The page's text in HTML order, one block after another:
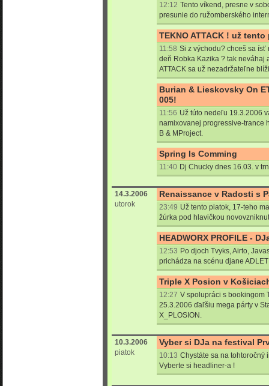
12:12 Tento víkend, presne v
presunie do ružomberského
TEKNO ATTACK ! už
11:58 Si z východu? chceš sa
deň Robka Kazika ? tak neváhaj
ATTACK sa už nezadržateľne
Burian & Lieskovsky On
005!
11:56 Už túto nedeľu 19.3.2006
namixovanej progressive-trance
B & MProject.
Spring Is Comming
11:40 Dj Chucky dnes 16.03. v
14.3.2006
utorok
Renaissance v Radosti s
23:49 Už tento piatok, 17-teho
žúrka pod hlavičkou
HEADWORX PROFILE -
12:53 Po djoch Tvyks, Airto,
prichádza na scénu djane ADLET
Triple X Posion v
12:27 V spolupráci s bookingom
25.3.2006 ďaľšiu mega párty v
X_PLOSION.
10.3.2006
piatok
Vyber si DJa na festival
10:13 Chystáte sa na tohtoročný
Vyberte si headliner-a !